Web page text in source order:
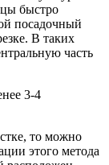
быстро
посадочный
В таких
часть
3-4
то можно
этого метода